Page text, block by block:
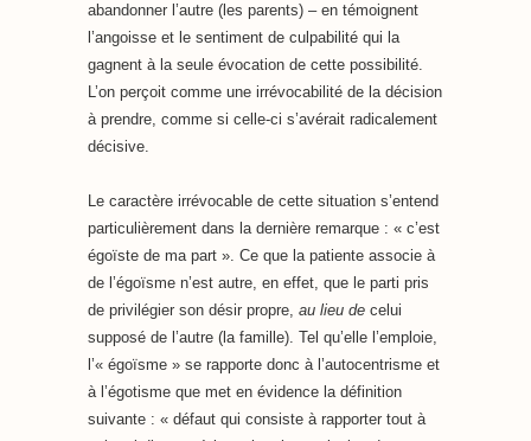
abandonner l’autre (les parents) – en témoignent
l’angoisse et le sentiment de culpabilité qui la
gagnent à la seule évocation de cette possibilité.
L’on perçoit comme une irrévocabilité de la décision
à prendre, comme si celle-ci s’avérait radicalement
décisive.
Le caractère irrévocable de cette situation s’entend
particulièrement dans la dernière remarque : « c’est
égoïste de ma part ». Ce que la patiente associe à
de l’égoïsme n’est autre, en effet, que le parti pris
de privilégier son désir propre, au lieu de celui
supposé de l’autre (la famille). Tel qu’elle l’emploie,
l’« égoïsme » se rapporte donc à l’autocentrisme et
à l’égotisme que met en évidence la définition
suivante : « défaut qui consiste à rapporter tout à